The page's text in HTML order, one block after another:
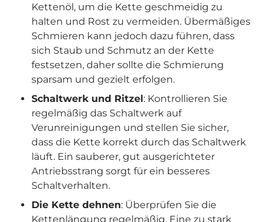
Kettenöl, um die Kette geschmeidig zu
halten und Rost zu vermeiden. Übermäßiges
Schmieren kann jedoch dazu führen, dass
sich Staub und Schmutz an der Kette
festsetzen, daher sollte die Schmierung
sparsam und gezielt erfolgen.
Schaltwerk und Ritzel: Kontrollieren Sie
regelmäßig das Schaltwerk auf
Verunreinigungen und stellen Sie sicher,
dass die Kette korrekt durch das Schaltwerk
läuft. Ein sauberer, gut ausgerichteter
Antriebsstrang sorgt für ein besseres
Schaltverhalten.
Die Kette dehnen: Überprüfen Sie die
Kettenlängung regelmäßig. Eine zu stark